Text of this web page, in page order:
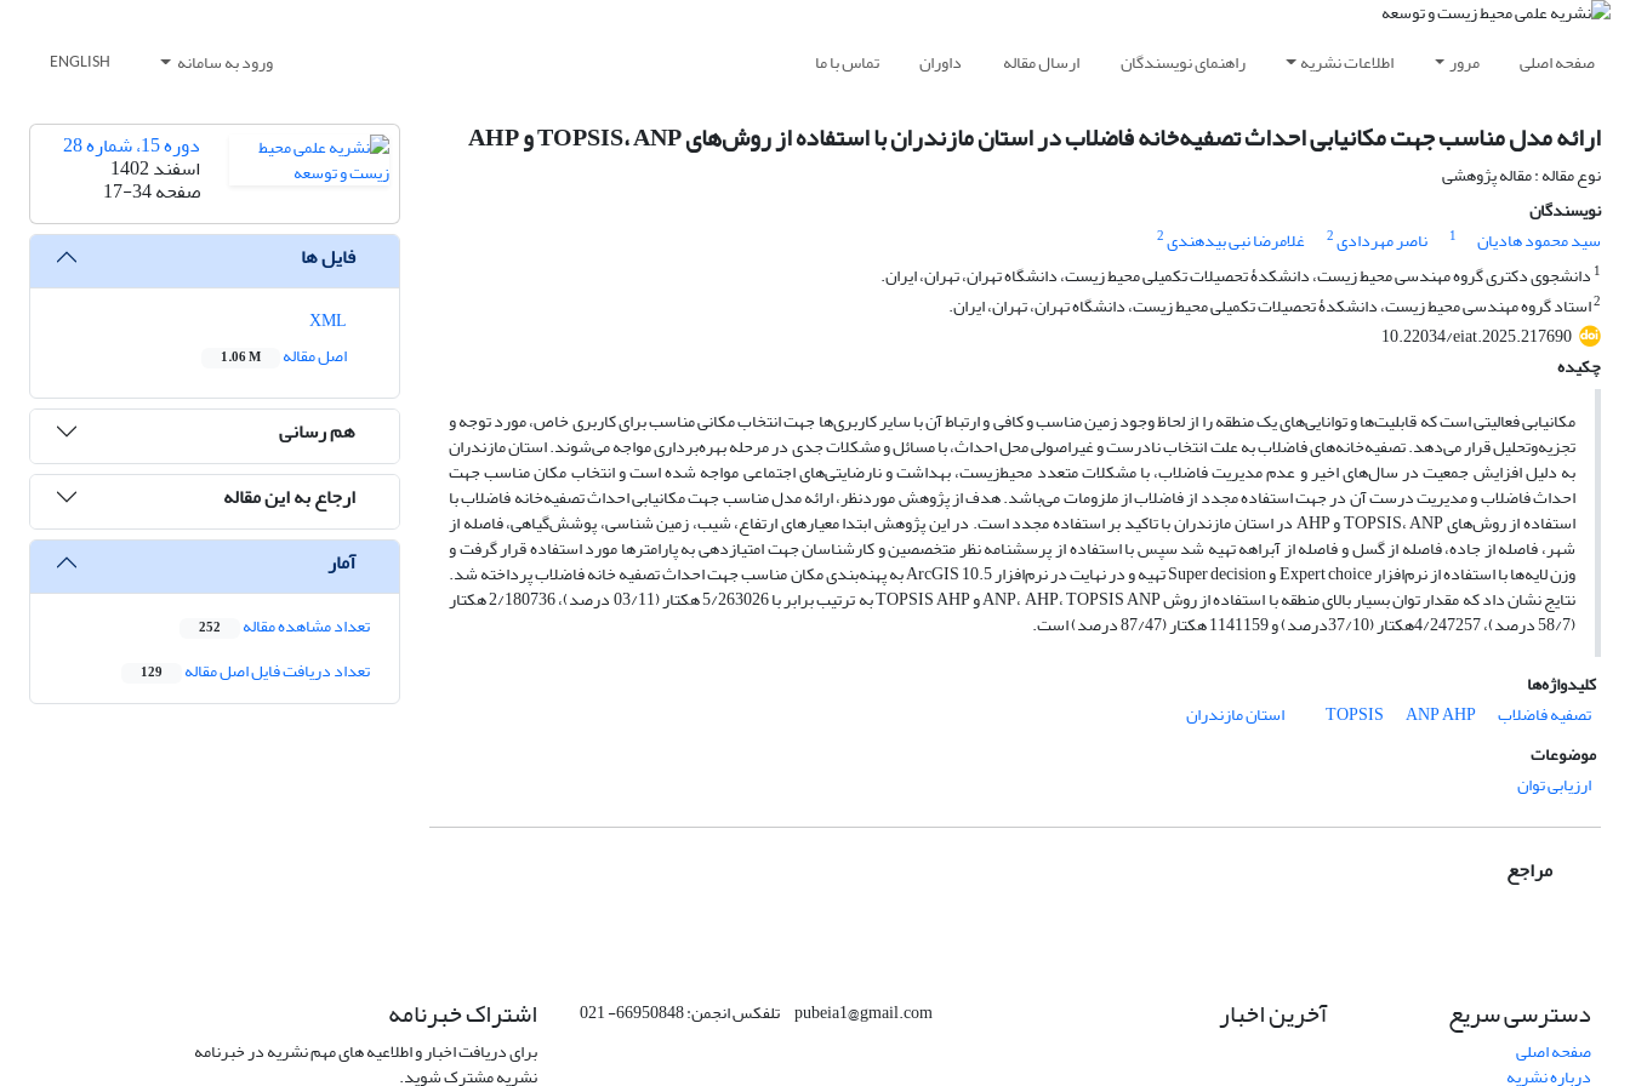
صفحه اصلی مرور اطلاعات نشریه راهنمای نویسندگان ارسال مقاله داوران تماس با ما ورود به سامانه ENGLISH
ارائه مدل مناسب جهت مکانیابی احداث تصفیه‌خانه فاضلاب در استان مازندران با استفاده از روش‌‌های TOPSIS، ANP و AHP
نوع مقاله : مقاله پژوهشی
نویسندگان
سید محمود هادیان
1 ناصر مهردادی2 غلامرضا نبی بیدهندی2
1 دانشجوی دکتری گروه مهندسی محیط زیست، دانشکدۀ تحصیلات تکمیلی محیط زیست، دانشگاه تهران، تهران، ایران.
2استاد گروه مهندسی محیط زیست، دانشکدۀ تحصیلات تکمیلی محیط زیست، دانشگاه تهران، تهران، ایران.
10.22034/eiat.2025.217690
چکیده
مکانیابی فعالیتی است که قابلیت‌‌ها و توانایی‌های یک منطقه را از لحاظ وجود زمین مناسب و کافی و ارتباط آن با سایر کاربری‌‌ها جهت انتخاب مکانی مناسب برای کاربری خاص، مورد توجه و
تجزیه‌و‌تحلیل قرار می‌‌دهد. تصفیه‌خانه‌‌های فاضلاب به علت انتخاب نادرست و غیراصولی محل احداث، با مسائل و مشکلات جدی در مرحله بهره‌‌برداری مواجه می‌‌شوند. استان‌‌ مازندران
به دلیل افزایش جمعیت در سال‌‌های اخیر و عدم مدیریت فاضلاب، با مشکلات متعدد محیط‌‌زیست، بهداشت و نارضایتی‌‌های اجتماعی مواجه شده است و انتخاب مکان مناسب جهت
احداث فاضلاب و مدیریت درست آن در جهت استفاده مجدد از فاضلاب از ملزومات می‌‌باشد. هدف از پژوهش موردنظر، ارائه مدل مناسب جهت مکانیابی احداث تصفیه‌‌خانه فاضلاب با
استفاده از روش‌‌های TOPSIS، ANP و AHP در استان مازندران با تاکید بر استفاده مجدد است. در این پژوهش ابتدا معیارهای ارتفاع، شیب، زمین شناسی، پوشش‌‌گیاهی، فاصله از
شهر، فاصله از جاده، فاصله از گسل و فاصله از آبراهه تهیه شد سپس با استفاده از پرسشنامه نظر متخصصین و کارشناسان جهت امتیازدهی به پارامترها مورد استفاده قرار گرفت و
وزن لایه‌‌ها با استفاده از نرم‌افزار Expert choice و Super decision تهیه و در نهایت در نرم‌افزار ArcGIS 10.5 به پهنه‌‌بندی مکان مناسب جهت احداث تصفیه خانه فاضلاب پرداخته شد.
نتایج نشان داد که مقدار توان بسیار بالای منطقه با استفاده از روش ANP، AHP، TOPSIS ANP و TOPSIS AHP به ترتیب برابر با 5/263026 هکتار (03/11 درصد)، 2/180736 هکتار
(58/7 درصد)، 4/247257هکتار (37/10درصد) و 1141159 هکتار (87/47 درصد) است.
کلیدواژه‌ها
تصفیه فاضلاب
TOPSIS ANPAHP
استان مازندران
موضوعات
ارزیابی توان
مراجع
دوره 15، شماره 28
اسفند 1402
صفحه17-34
فایل ها
اصل مقاله
1.06 M
هم رسانی
ارجاع به این مقاله
آمار
تعداد مشاهده مقاله 252
تعداد دریافت فایل اصل مقاله 129
دسترسی سریع
صفحه اصلی
درباره نشریه
آخرین اخبار pubeia1@gmail.com تلفکس انجمن: 66950848- 021 اشتراک خبرنامه
برای دریافت اخبار و اطلاعیه های مهم نشریه در خبرنامه
نشریه مشترک شوید.